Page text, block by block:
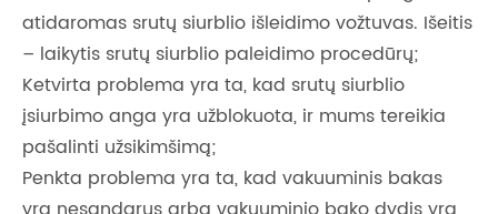
atidaromas srutų siurblio išleidimo vožtuvas. Išeitis
– laikytis srutų siurblio paleidimo procedūrų;
Ketvirta problema yra ta, kad srutų siurblio
įsiurbimo anga yra užblokuota, ir mums tereikia
pašalinti užsikimšimą;
Penkta problema yra ta, kad vakuuminis bakas